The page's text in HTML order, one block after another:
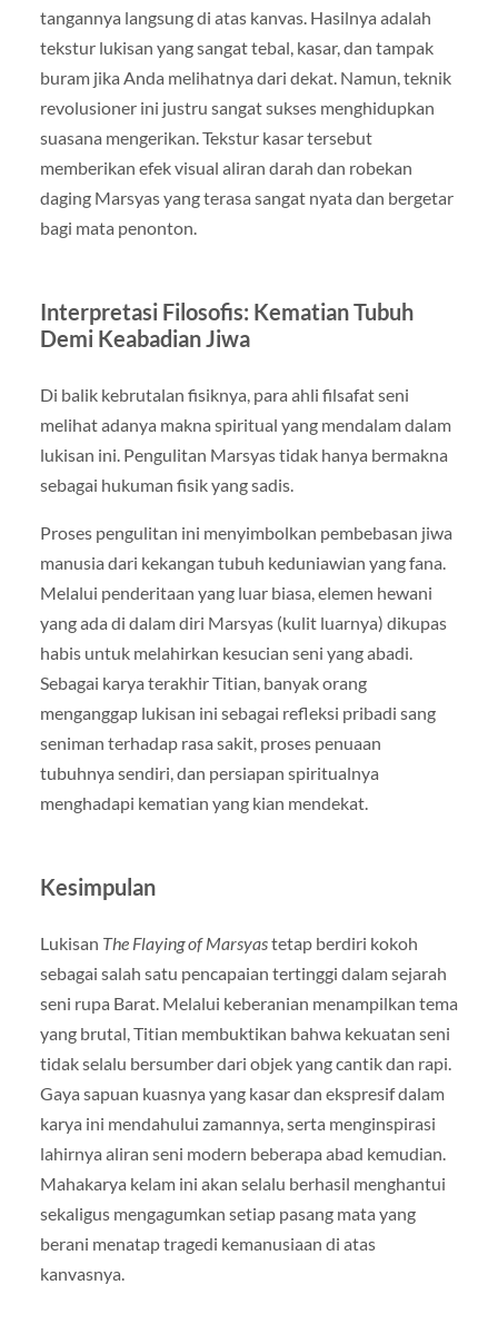
tangannya langsung di atas kanvas. Hasilnya adalah
tekstur lukisan yang sangat tebal, kasar, dan tampak
buram jika Anda melihatnya dari dekat. Namun, teknik
revolusioner ini justru sangat sukses menghidupkan
suasana mengerikan. Tekstur kasar tersebut
memberikan efek visual aliran darah dan robekan
daging Marsyas yang terasa sangat nyata dan bergetar
bagi mata penonton.
Interpretasi Filosofis: Kematian Tubuh
Demi Keabadian Jiwa
Di balik kebrutalan fisiknya, para ahli filsafat seni
melihat adanya makna spiritual yang mendalam dalam
lukisan ini. Pengulitan Marsyas tidak hanya bermakna
sebagai hukuman fisik yang sadis.
Proses pengulitan ini menyimbolkan pembebasan jiwa
manusia dari kekangan tubuh keduniawian yang fana.
Melalui penderitaan yang luar biasa, elemen hewani
yang ada di dalam diri Marsyas (kulit luarnya) dikupas
habis untuk melahirkan kesucian seni yang abadi.
Sebagai karya terakhir Titian, banyak orang
menganggap lukisan ini sebagai refleksi pribadi sang
seniman terhadap rasa sakit, proses penuaan
tubuhnya sendiri, dan persiapan spiritualnya
menghadapi kematian yang kian mendekat.
Kesimpulan
Lukisan The Flaying of Marsyastetap berdiri kokoh
sebagai salah satu pencapaian tertinggi dalam sejarah
seni rupa Barat. Melalui keberanian menampilkan tema
yang brutal, Titian membuktikan bahwa kekuatan seni
tidak selalu bersumber dari objek yang cantik dan rapi.
Gaya sapuan kuasnya yang kasar dan ekspresif dalam
karya ini mendahului zamannya, serta menginspirasi
lahirnya aliran seni modern beberapa abad kemudian.
Mahakarya kelam ini akan selalu berhasil menghantui
sekaligus mengagumkan setiap pasang mata yang
berani menatap tragedi kemanusiaan di atas
kanvasnya.